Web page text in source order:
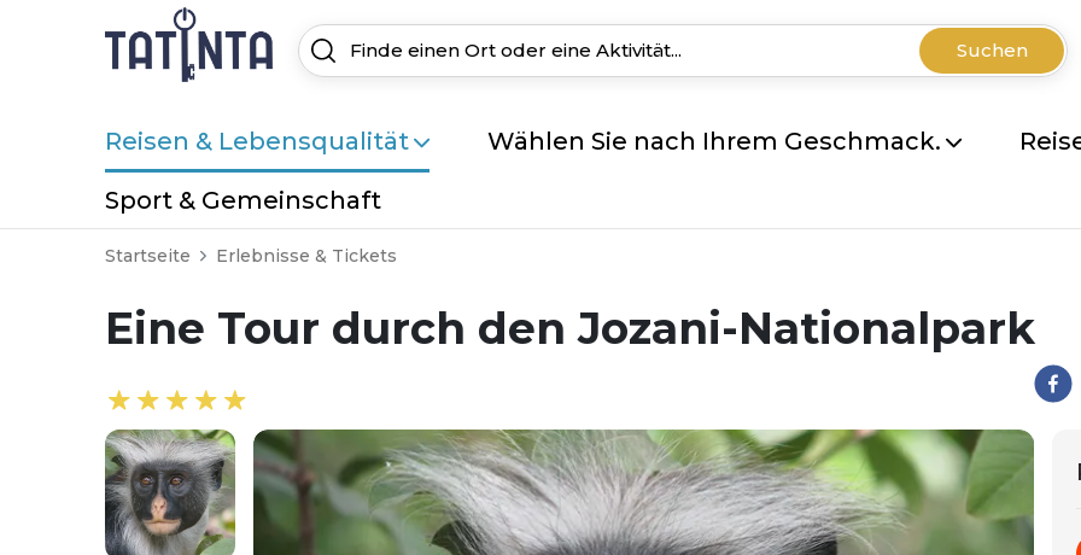
Suchen
Reisen & Lebensqualität Wählen Sie nach Ihrem Geschmack.
Sport & Gemeinschaft
Startseite Erlebnisse & Tickets
Eine Tour durch den Jozani-Nationalpark